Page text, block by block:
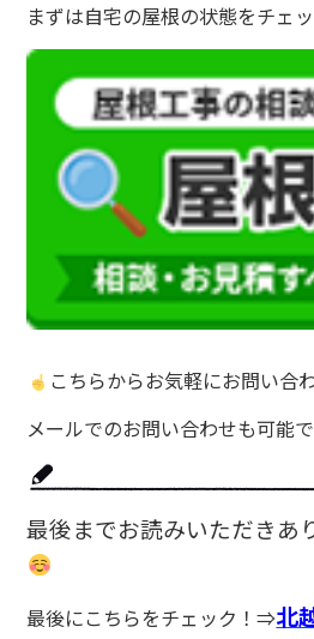
まずは自宅の屋根の状態をチェッ
こちらからお気軽にお問い合
メールでのお問い合わせも可能
最後までお読みいただきあ
最後にこちらをチェック！⇒北